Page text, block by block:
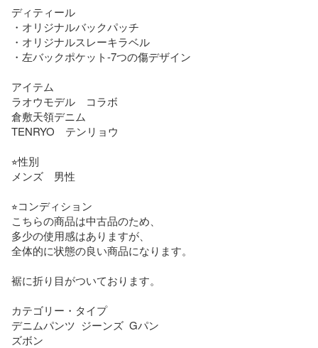
ディティール
・オリジナルバックパッチ
・オリジナルスレーキラベル
・左バックポケット-7つの傷デザイン
アイテム
ラオウモデル　コラボ
倉敷天領デニム
TENRYO　テンリョウ
⭐︎性別
メンズ　男性
⭐︎コンディション
こちらの商品は中古品のため、
多少の使用感はありますが、
全体的に状態の良い商品になります。
裾に折り目がついております。
カテゴリー・タイプ
デニムパンツ  ジーンズ  Gパン
ズボン